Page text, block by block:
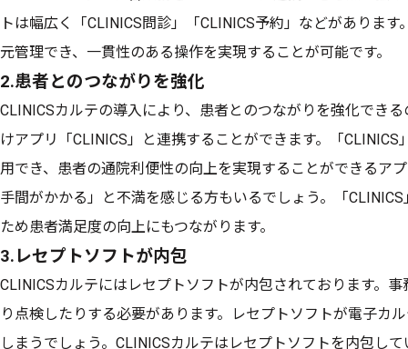
トは幅広く「CLINICS問診」「CLINICS予約」などがありま
元管理でき、一貫性のある操作を実現することが可能です。
2.患者とのつながりを強化
CLINICSカルテの導入により、患者とのつながりを強化でき
けアプリ「CLINICS」と連携することができます。「
用でき、患者の通院利便性の向上を実現することができるア
手間がかかる」と不満を感じる方もいるでしょう。「
ため患者満足度の向上にもつながります。
3.レセプトソフトが内包
CLINICSカルテにはレセプトソフトが内包されております。
り点検したりする必要があります。レセプトソフトが電子カ
しまうでしょう。CLINICSカルテはレセプトソフトを内包し